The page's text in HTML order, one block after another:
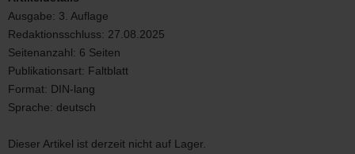
Ausgabe: 3. Auflage
Redaktionsschluss: 27.08.2025
Seitenanzahl: 6 Seiten
Publikationsart: Faltblatt
Format: DIN-lang
Sprache: deutsch
Dieser Artikel ist derzeit nicht auf Lager.